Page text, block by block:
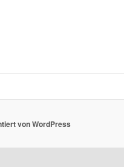
von WordPress